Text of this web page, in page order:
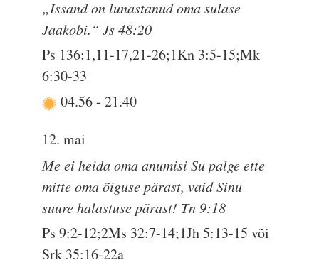
„Issand on lunastanud oma sulase
Jaakobi.“ Js 48:20
Ps 136:1,11-17,21-26;1Kn 3:5-15;Mk
6:30-33
04.56-21.40
12. mai
Me ei heida oma anumisi Su palge ette
mitte oma õiguse pärast, vaid Sinu
suure halastuse pärast! Tn 9:18
Ps 9:2-12;2Ms 32:7-14;1Jh 5:13-15 või
Srk 35:16-22a